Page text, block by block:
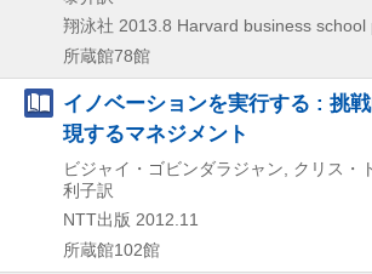
翔泳社 2013.8 Harvard business school
所蔵館78館
イノベーションを実行する : 挑
現するマネジメント
ビジャイ・ゴビンダラジャン, クリス・
利子訳
NTT出版 2012.11
所蔵館102館